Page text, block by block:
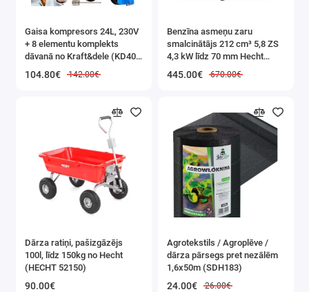
Gaisa kompresors 24L, 230V
+ 8 elementu komplekts
dāvanā no Kraft&dele (KD400
104.80€ 142.00€
Benzīna asmeņu zaru
smalcinātājs 212 cm³ 5,8 ZS
4,3 kW līdz 70 mm Hecht
445.00€ 670.00€
Dārza ratiņi, pašizgāzējs
100l, līdz 150kg no Hecht
(HECHT 52150)
90.00€
Agrotekstils / Agroplēve /
dārza pārsegs pret nezālēm
1,6x50m (SDH183)
24.00€ 26.00€